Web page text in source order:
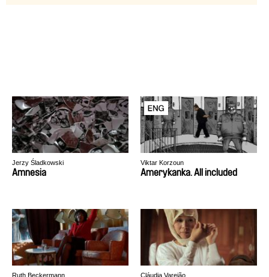
Jerzy Śladkowski
Amnesia
Viktar Korzoun
Amerykanka. All included
Ruth Beckermann Cláudia Varejão